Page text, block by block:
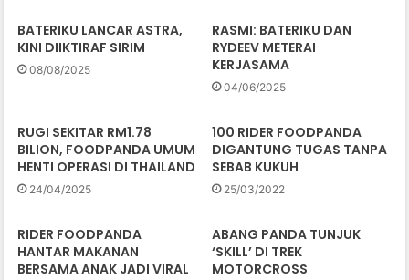
BATERIKU LANCAR ASTRA,
KINI DIIKTIRAF SIRIM
08/08/2025
RASMI: BATERIKU DAN
RYDEEV METERAI
KERJASAMA
04/06/2025
RUGI SEKITAR RM1.78
BILION, FOODPANDA UMUM
HENTI OPERASI DI THAILAND
24/04/2025
100 RIDER FOODPANDA
DIGANTUNG TUGAS TANPA
SEBAB KUKUH
25/03/2022
RIDER FOODPANDA
HANTAR MAKANAN
BERSAMA ANAK JADI VIRAL
ABANG PANDA TUNJUK
‘SKILL’ DI TREK
MOTORCROSS